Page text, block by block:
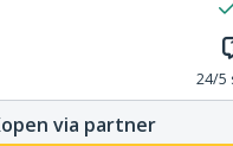
24/5
via partner